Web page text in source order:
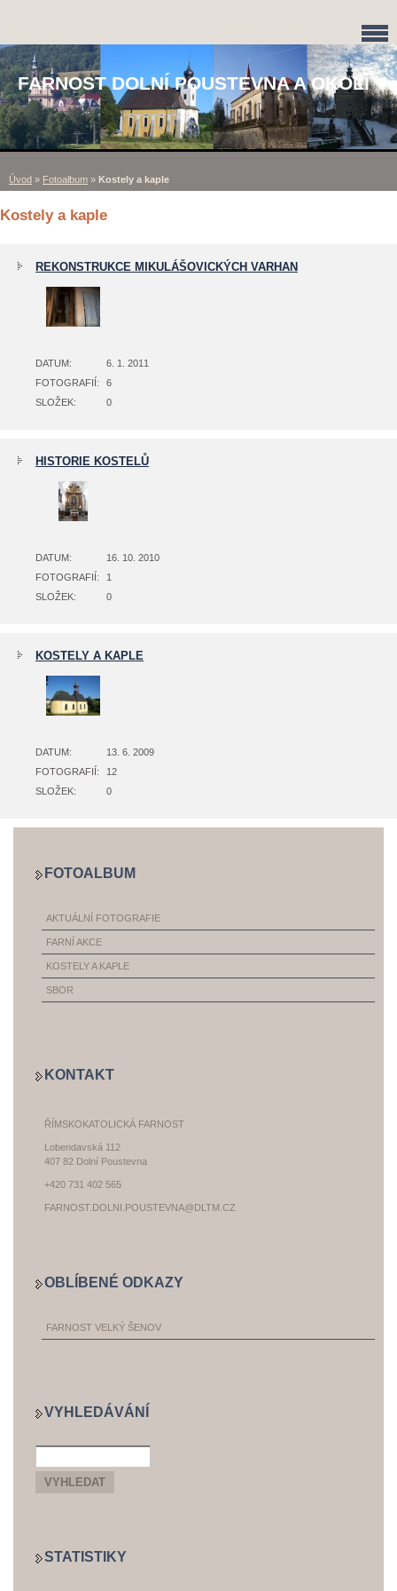
FARNOST DOLNÍ POUSTEVNA A OKOLÍ
Úvod » Fotoalbum » Kostely a kaple
Kostely a kaple
REKONSTRUKCE MIKULÁŠOVICKÝCH VARHAN
DATUM:
6. 1. 2011
FOTOGRAFIÍ:
6
SLOŽEK:
0
HISTORIE KOSTELŮ
DATUM:
16. 10. 2010
FOTOGRAFIÍ:
1
SLOŽEK:
0
KOSTELY A KAPLE
DATUM:
13. 6. 2009
FOTOGRAFIÍ:
12
SLOŽEK:
0
FOTOALBUM
AKTUÁLNÍ FOTOGRAFIE
FARNÍ AKCE
KOSTELY A KAPLE
SBOR
KONTAKT
ŘÍMSKOKATOLICKÁ FARNOST
Lobendavská 112
407 82 Dolní Poustevna
+420 731 402 565
FARNOST.DOLNI.POUSTEVNA@DLTM.CZ
OBLÍBENÉ ODKAZY
FARNOST VELKÝ ŠENOV
VYHLEDÁVÁNÍ
STATISTIKY